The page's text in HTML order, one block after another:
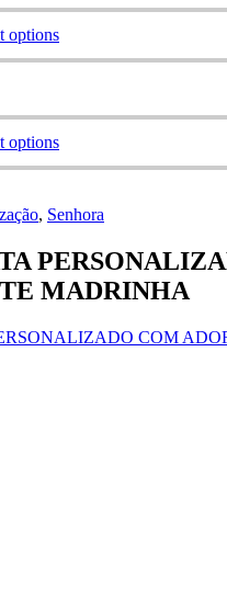
options
options
, Senhora
MADRINHA
COM